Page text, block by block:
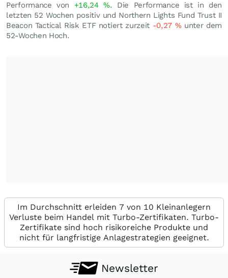
Performance von +16,24%. Die Performance ist in den
letzten 52 Wochen positiv und Northern Lights Fund Trust II
Beacon Tactical Risk ETF notiert zurzeit -0,27 %unter dem
52-Wochen Hoch.
Im Durchschnitt erleiden 7 von 10 Kleinanlegern
Verluste beim Handel mit Turbo-Zertifikaten. Turbo-
Zertifikate sind hoch risikoreiche Produkte und
nicht für langfristige Anlagestrategien geeignet.
Newsletter